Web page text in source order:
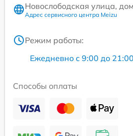
Новослободская улица,
Адрес сервисного центра Meizu
Режим работы:
Ежедневно с 9:00 до 21:00
Способы оплаты